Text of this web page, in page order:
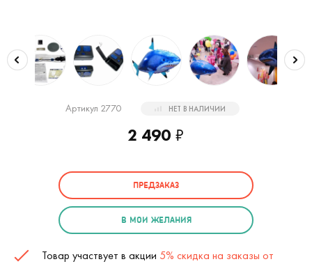
Артикул 2770 НЕТ В НАЛИЧИИ
2 490 ₽
ПРЕДЗАКАЗ
В МОИ ЖЕЛАНИЯ
Товар участвует в акции 5% скидка на заказы от